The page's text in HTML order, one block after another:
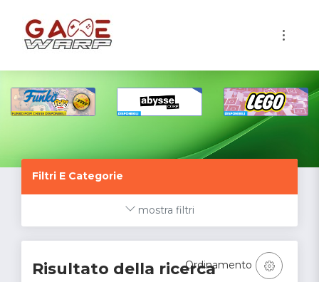
Filtri E Categorie
mostra filtri
Risultato della ricercaOrdinamento